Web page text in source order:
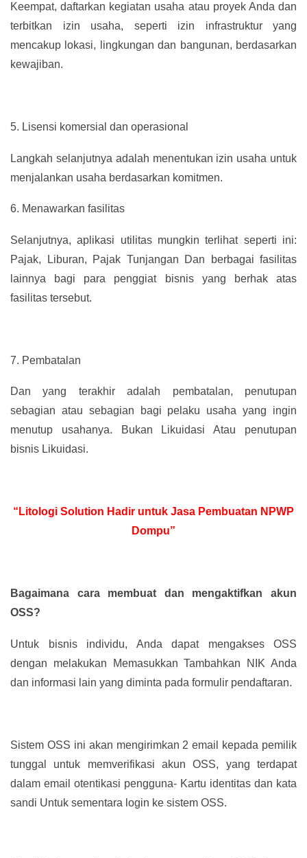
Keempat, daftarkan kegiatan usaha atau proyek Anda dan
terbitkan izin usaha, seperti izin infrastruktur yang
mencakup lokasi, lingkungan dan bangunan, berdasarkan
kewajiban.
5. Lisensi komersial dan operasional
Langkah selanjutnya adalah menentukan izin usaha untuk
menjalankan usaha berdasarkan komitmen.
6. Menawarkan fasilitas
Selanjutnya, aplikasi utilitas mungkin terlihat seperti ini:
Pajak, Liburan, Pajak Tunjangan Dan berbagai fasilitas
lainnya bagi para penggiat bisnis yang berhak atas
fasilitas tersebut.
7. Pembatalan
Dan yang terakhir adalah pembatalan, penutupan
sebagian atau sebagian bagi pelaku usaha yang ingin
menutup usahanya. Bukan Likuidasi Atau penutupan
bisnis Likuidasi.
“Litologi Solution Hadir untuk Jasa Pembuatan NPWP
Dompu”
Bagaimana cara membuat dan mengaktifkan akun
OSS?
Untuk bisnis individu, Anda dapat mengakses OSS
dengan melakukan Memasukkan Tambahkan NIK Anda
dan informasi lain yang diminta pada formulir pendaftaran.
Sistem OSS ini akan mengirimkan 2 email kepada pemilik
tunggal untuk memverifikasi akun OSS, yang terdapat
dalam email otentikasi pengguna- Kartu identitas dan kata
sandi Untuk sementara login ke sistem OSS.